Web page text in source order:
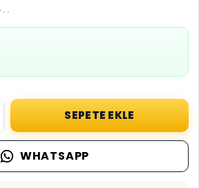
.
SEPETE EKLE
WHATSAPP